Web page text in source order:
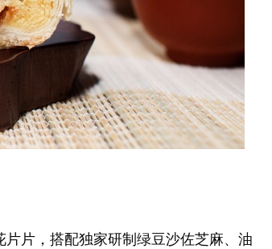
片，搭配独家研制绿豆沙佐芝麻、油